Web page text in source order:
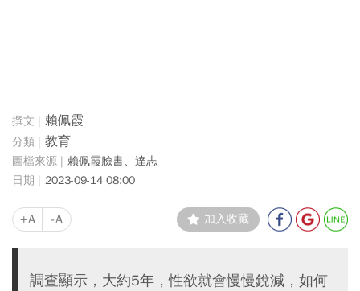
賴佩霞
教育
賴佩霞臉書、達志
2023-09-14 08:00
+A -A 加入收藏
調查顯示，大約5年，性欲就會慢慢銳減，如何